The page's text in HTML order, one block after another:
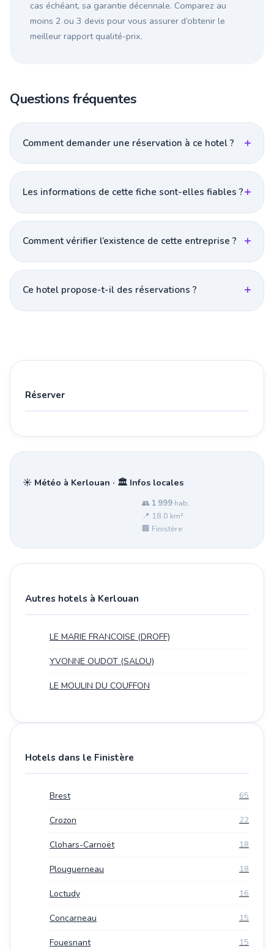
cas échéant, sa garantie décennale. Comparez au
moins 2 ou 3 devis pour vous assurer d’obtenir le
meilleur rapport qualité-prix.
Questions fréquentes
Comment demander une réservation à ce hotel ?
Les informations de cette fiche sont-elles fiables ?
Comment vérifier l’existence de cette entreprise ?
Ce hotel propose-t-il des réservations ?
Réserver
☀️ Météo à Kerlouan · 🏛️ Infos locales
👥 1 999 hab.
📍 18.0 km²
🏢 Finistère
Autres hotels à Kerlouan
LE MARIE FRANCOISE (DROFF)
YVONNE OUDOT (SALOU)
LE MOULIN DU COUFFON
Hotels dans le Finistère
Brest 65
Crozon 22
Clohars-Carnoët 18
Plouguerneau 18
Loctudy 16
Concarneau 15
Fouesnant 15